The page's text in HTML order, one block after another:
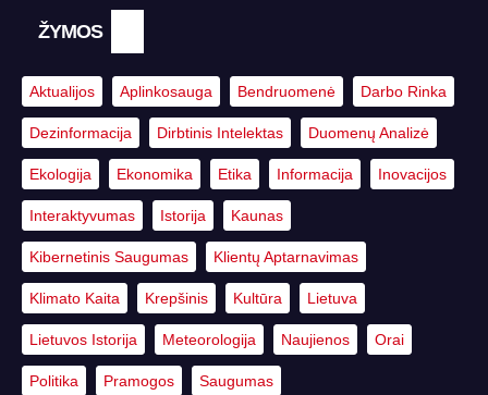
ŽYMOS
Aktualijos Aplinkosauga Bendruomenė Darbo Rinka
Dezinformacija Dirbtinis Intelektas Duomenų Analizė
Ekologija Ekonomika Etika Informacija Inovacijos
Interaktyvumas Istorija Kaunas
Kibernetinis Saugumas Klientų Aptarnavimas
Klimato Kaita Krepšinis Kultūra Lietuva
Lietuvos Istorija Meteorologija Naujienos Orai
Politika Pramogos Saugumas